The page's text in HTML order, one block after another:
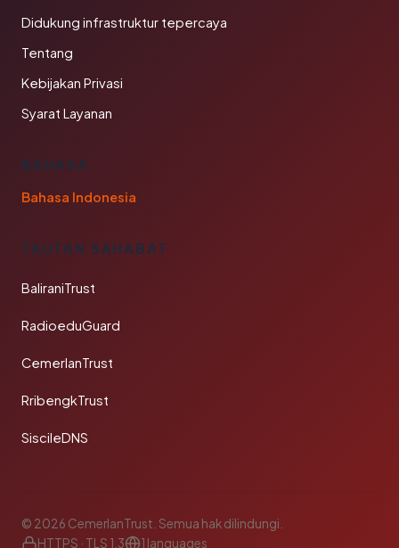
Didukung infrastruktur tepercaya
Tentang
Kebijakan Privasi
Syarat Layanan
BAHASA
Bahasa Indonesia
TAUTAN SAHABAT
BaliraniTrust
RadioeduGuard
CemerlanTrust
RribengkTrust
SiscileDNS
© 2026 CemerlanTrust. Semua hak dilindungi.
HTTPS · TLS 1.3
1 languages